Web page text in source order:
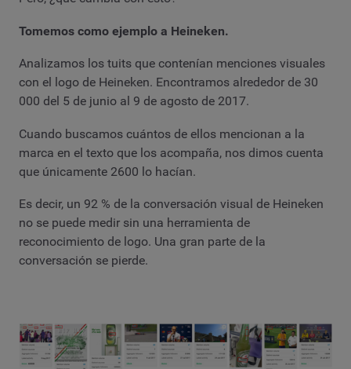
Tomemos como ejemplo a Heineken.
Analizamos los tuits que contenían menciones visuales
con el logo de Heineken. Encontramos alrededor de 30
000 del 5 de junio al 9 de agosto de 2017.
Cuando buscamos cuántos de ellos mencionan a la
marca en el texto que los acompaña, nos dimos cuenta
que únicamente 2600 lo hacían.
Es decir, un 92 % de la conversación visual de Heineken
no se puede medir sin una herramienta de
reconocimiento de logo. Una gran parte de la
conversación se pierde.